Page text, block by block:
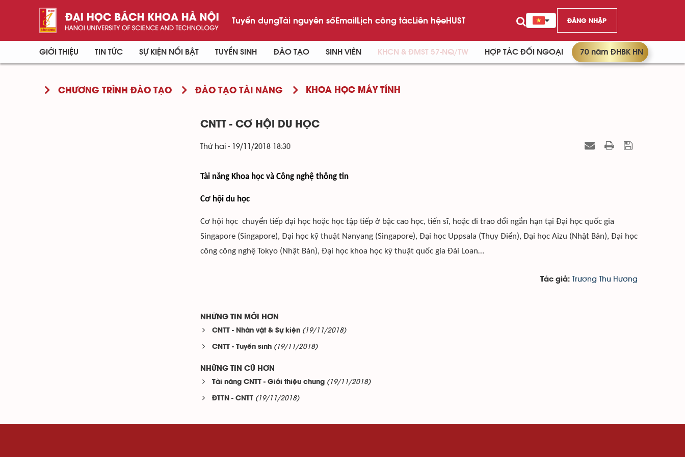
Tuyển dụngTài nguyên sốEmailLịch công tácLiên hệeHUST ĐĂNG NHẬP
GIỚI THIỆU TIN TỨC SỰ KIỆN NỔI BẬT TUYỂN SINH ĐÀO TẠO SINH VIÊN KHCN & ĐMST 57-NQ/TW HỢP TÁC ĐỐI NGOẠI 70 năm ĐHBK HN
CHƯƠNG TRÌNH ĐÀO TẠO ĐÀO TẠO TÀI NĂNG KHOA HỌC MÁY TÍNH
CNTT - CƠ HỘI DU HỌC
Thứ hai - 19/11/2018 18:30
Tài năng Khoa học và Công nghệ thông tin
Cơ hội du học
Cơ hội học chuyển tiếp đại học hoặc học tập tiếp ở bậc cao học, tiến sĩ, hoặc đi trao đổi ngắn hạn tại Đại học quốc gia
Singapore (Singapore), Đại học kỹ thuật Nanyang (Singapore), Đại học Uppsala (Thụy Điển), Đại học Aizu (Nhật Bản), Đại học
công công nghệ Tokyo (Nhật Bản), Đại học khoa học kỹ thuật quốc gia Đài Loan…
Tác giả: Trương Thu Hương
NHỮNG TIN MỚI HƠN
CNTT - Nhân vật & Sự kiện (19/11/2018)
CNTT - Tuyển sinh (19/11/2018)
NHỮNG TIN CŨ HƠN
Tài năng CNTT - Giới thiệu chung (19/11/2018)
ĐTTN - CNTT (19/11/2018)